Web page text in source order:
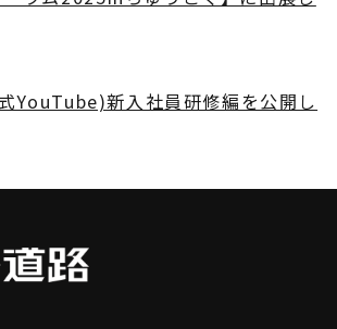
YouTube)新入社員研修編を公開し